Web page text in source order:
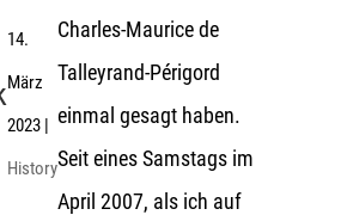
14.
März
2023|
History
Charles-Maurice de
Talleyrand-Périgord
einmal gesagt haben.
Seit eines Samstags im
April 2007, als ich auf